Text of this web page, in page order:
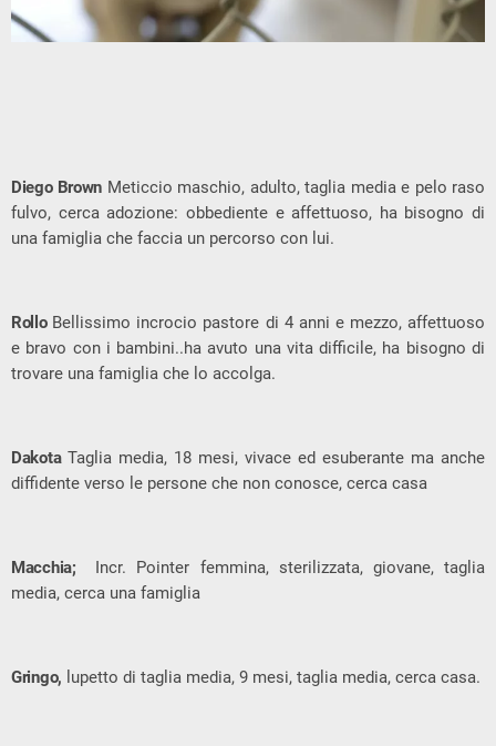
Diego Brown Meticcio maschio, adulto, taglia media e pelo raso
fulvo, cerca adozione: obbediente e affettuoso, ha bisogno di
una famiglia che faccia un percorso con lui.
Rollo Bellissimo incrocio pastore di 4 anni e mezzo, affettuoso
e bravo con i bambini..ha avuto una vita difficile, ha bisogno di
trovare una famiglia che lo accolga.
Dakota Taglia media, 18 mesi, vivace ed esuberante ma anche
diffidente verso le persone che non conosce, cerca casa
Macchia; Incr. Pointer femmina, sterilizzata, giovane, taglia
media, cerca una famiglia
Gringo, lupetto di taglia media, 9 mesi, taglia media, cerca casa.